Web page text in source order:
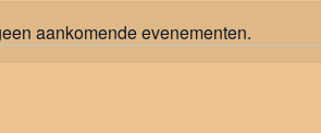
Bericht
aankomende evenementen.